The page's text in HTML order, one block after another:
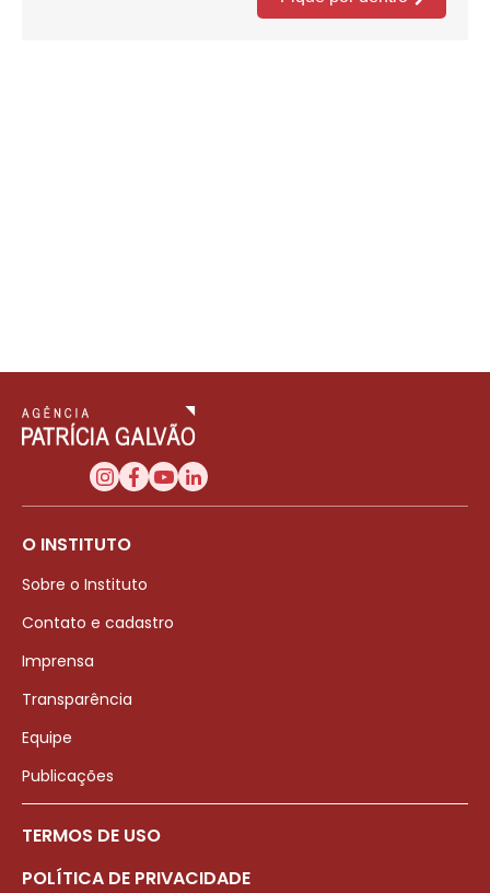
O INSTITUTO
Sobre o Instituto
Contato e cadastro
Imprensa
Transparência
Equipe
Publicações
TERMOS DE USO
POLÍTICA DE PRIVACIDADE